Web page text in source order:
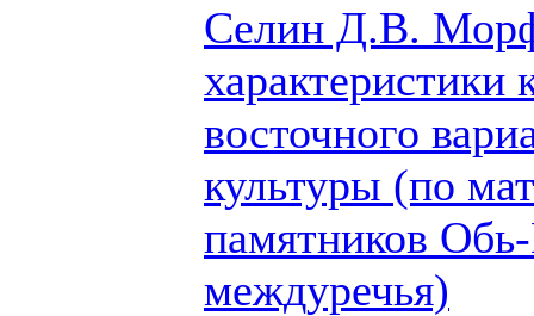
Селин Д.В.
характеристики
восточного
культуры (по
памятников
междуречья)